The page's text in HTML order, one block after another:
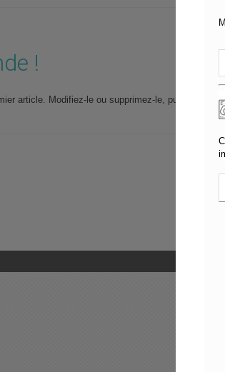
!
article. Modifiez-le ou supprimez-le, puis